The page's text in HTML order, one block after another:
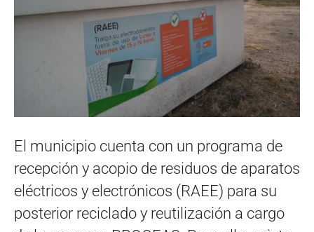
El municipio cuenta con un programa de
recepción y acopio de residuos de aparatos
eléctricos y electrónicos (RAEE) para su
posterior reciclado y reutilización a cargo